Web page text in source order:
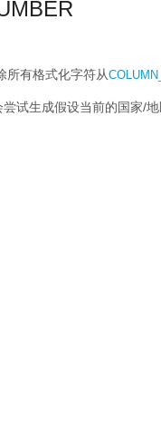
所有格式化字符从
试生成假设当前的国家/地